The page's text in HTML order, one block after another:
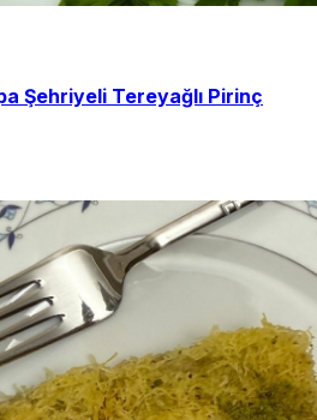
Şehriyeli Tereyağlı Pirinç